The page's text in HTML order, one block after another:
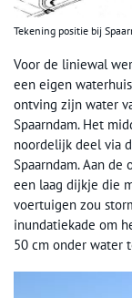
Tekening positie bij
Voor de liniewal
een eigen
ontving zijn water
Spaarndam. Het
noordelijk deel via
Spaarndam. Aan
een laag dijkje die
voertuigen zou
inundatiekade om
50 cm onder water